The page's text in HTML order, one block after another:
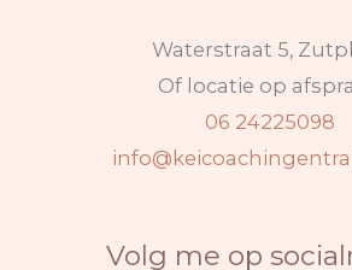
Waterstraat 5,
Of locatie op
06 24225098
Volg me op